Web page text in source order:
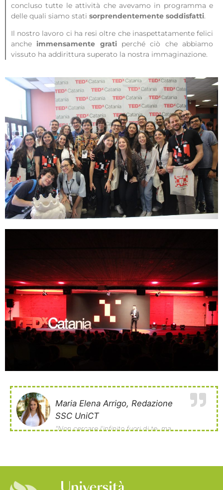
concluso tutte le attività che avevamo in programma e
delle quali siamo stati sorprendentemente soddisfatti.
Il nostro lavoro ci ha resi oltre che inaspettatamente felici
anche immensamente gratiperché ciò che abbiamo
vissuto ha addirittura superato la nostra immaginazione.
Maria Elena Arrigo, Redazione
SSC UniCT
"Non cercare l'infinito fuori di te, ma